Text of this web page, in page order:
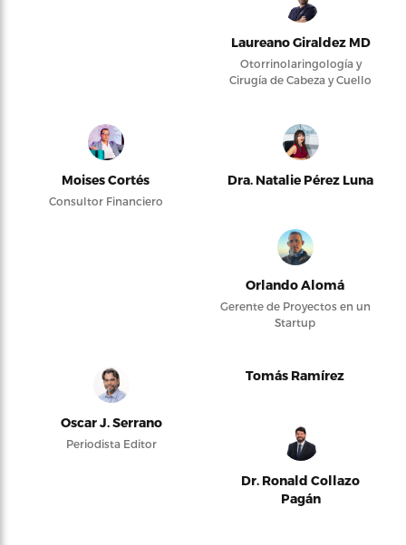
Laureano Giraldez MD
Otorrinolaringología y
Cirugía de Cabeza y Cuello
Moises Cortés
Consultor Financiero
Dra. Natalie Pérez Luna
Orlando Alomá
Gerente de Proyectos en un
Startup
Oscar J. Serrano
Periodista Editor
Tomás Ramírez
Dr. Ronald Collazo
Pagán